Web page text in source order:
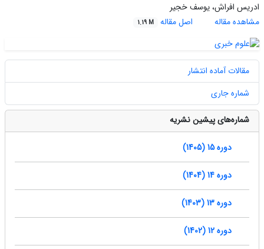
ادریس افراش، یوسف خجیر
مشاهده مقاله
اصل مقاله 1.19 M
مقالات آماده انتشار
شماره جاری
شماره‌های پیشین نشریه
دوره 15 (1405)
دوره 14 (1404)
دوره 13 (1403)
دوره 12 (1402)